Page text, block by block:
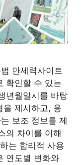
만세력사이트
확인할 수 있는
년월일시를 바탕
을 제시하고, 용
보조 정보를 제
의 차이를 이해
는 합리적 사용
연도별 변화와